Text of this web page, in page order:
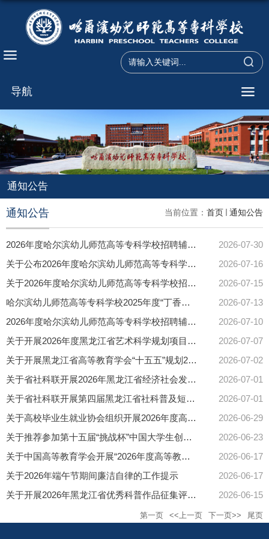
导航
通知公告
当前位置： 首页 通知公告
通知公告
2026年度哈尔滨幼儿师范高等专科学校招聘辅导员拟聘用人员名单公示
2026-07-30
关于公布2026年度哈尔滨幼儿师范高等专科学校招聘辅导员面试成绩的通知
2026-07-16
关于2026年度哈尔滨幼儿师范高等专科学校招聘辅导员报名及现场资格确认通过人员名单及面试安排的通知
2026-07-15
哈尔滨幼儿师范高等专科学校2025年度“丁香人才周”（秋季）事业单位引才招聘第二批拟聘用人员名单公示
2026-07-13
2026年度哈尔滨幼儿师范高等专科学校招聘辅导员公告
2026-07-10
关于开展2026年度黑龙江省艺术科学规划项目和优秀艺术科研成果申报工作的通知
2026-07-07
关于开展黑龙江省高等教育学会“十五五”规划2026年度高等教育研究课题申报工作的通知
2026-07-02
关于省社科联开展2026年黑龙江省经济社会发展重点研究课题（基地专项）招标工作的通知
2026-07-01
关于省社科联开展第四届黑龙江省社科普及短视频大赛的通知
2026-07-01
关于高校毕业生就业协会组织开展2026年度高等学校国际合作与交流研究专项课题申报工作的通知
2026-06-29
关于推荐参加第十五届“挑战杯”中国大学生创业计划竞赛国赛项目的公示
2026-06-23
关于中国高等教育学会开展“2026年度高等教育科学研究规划课题”申报工作的通知
2026-06-17
关于2026年端午节期间廉洁自律的工作提示
2026-06-17
关于开展2026年黑龙江省优秀科普作品征集评选活动的通知
2026-06-15
第一页 <<上一页 下一页>> 尾页